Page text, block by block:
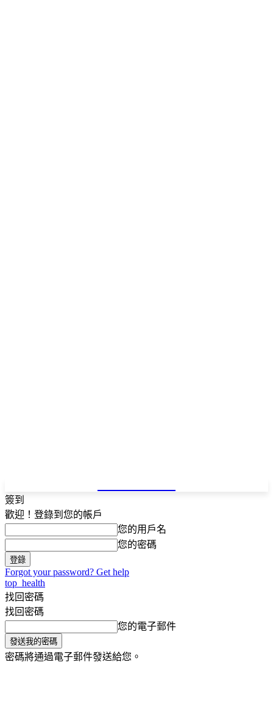
簽到
歡迎！登錄到您的帳戶
您的用戶名
您的密碼
Forgot your password? Get help
top_health
找回密碼
找回密碼
您的電子郵件
密碼將通過電子郵件發送給您。